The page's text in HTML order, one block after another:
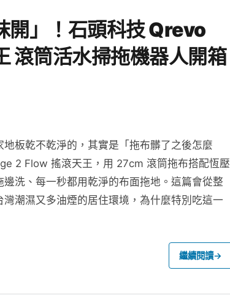
開」！石頭科技 Qrevo
滾筒活水掃拖機器人開箱
板乾不乾淨的，其實是「拖布髒了之後怎麼
2 Flow 搖滾天王，用 27cm 滾筒拖布搭配恆壓
洗、每一秒都用乾淨的布面拖地。這篇會從整
潮濕又多油煙的居住環境，為什麼特別吃這一
繼續閱讀→